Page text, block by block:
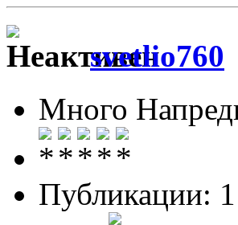
svetlio760
Много
Публикации: